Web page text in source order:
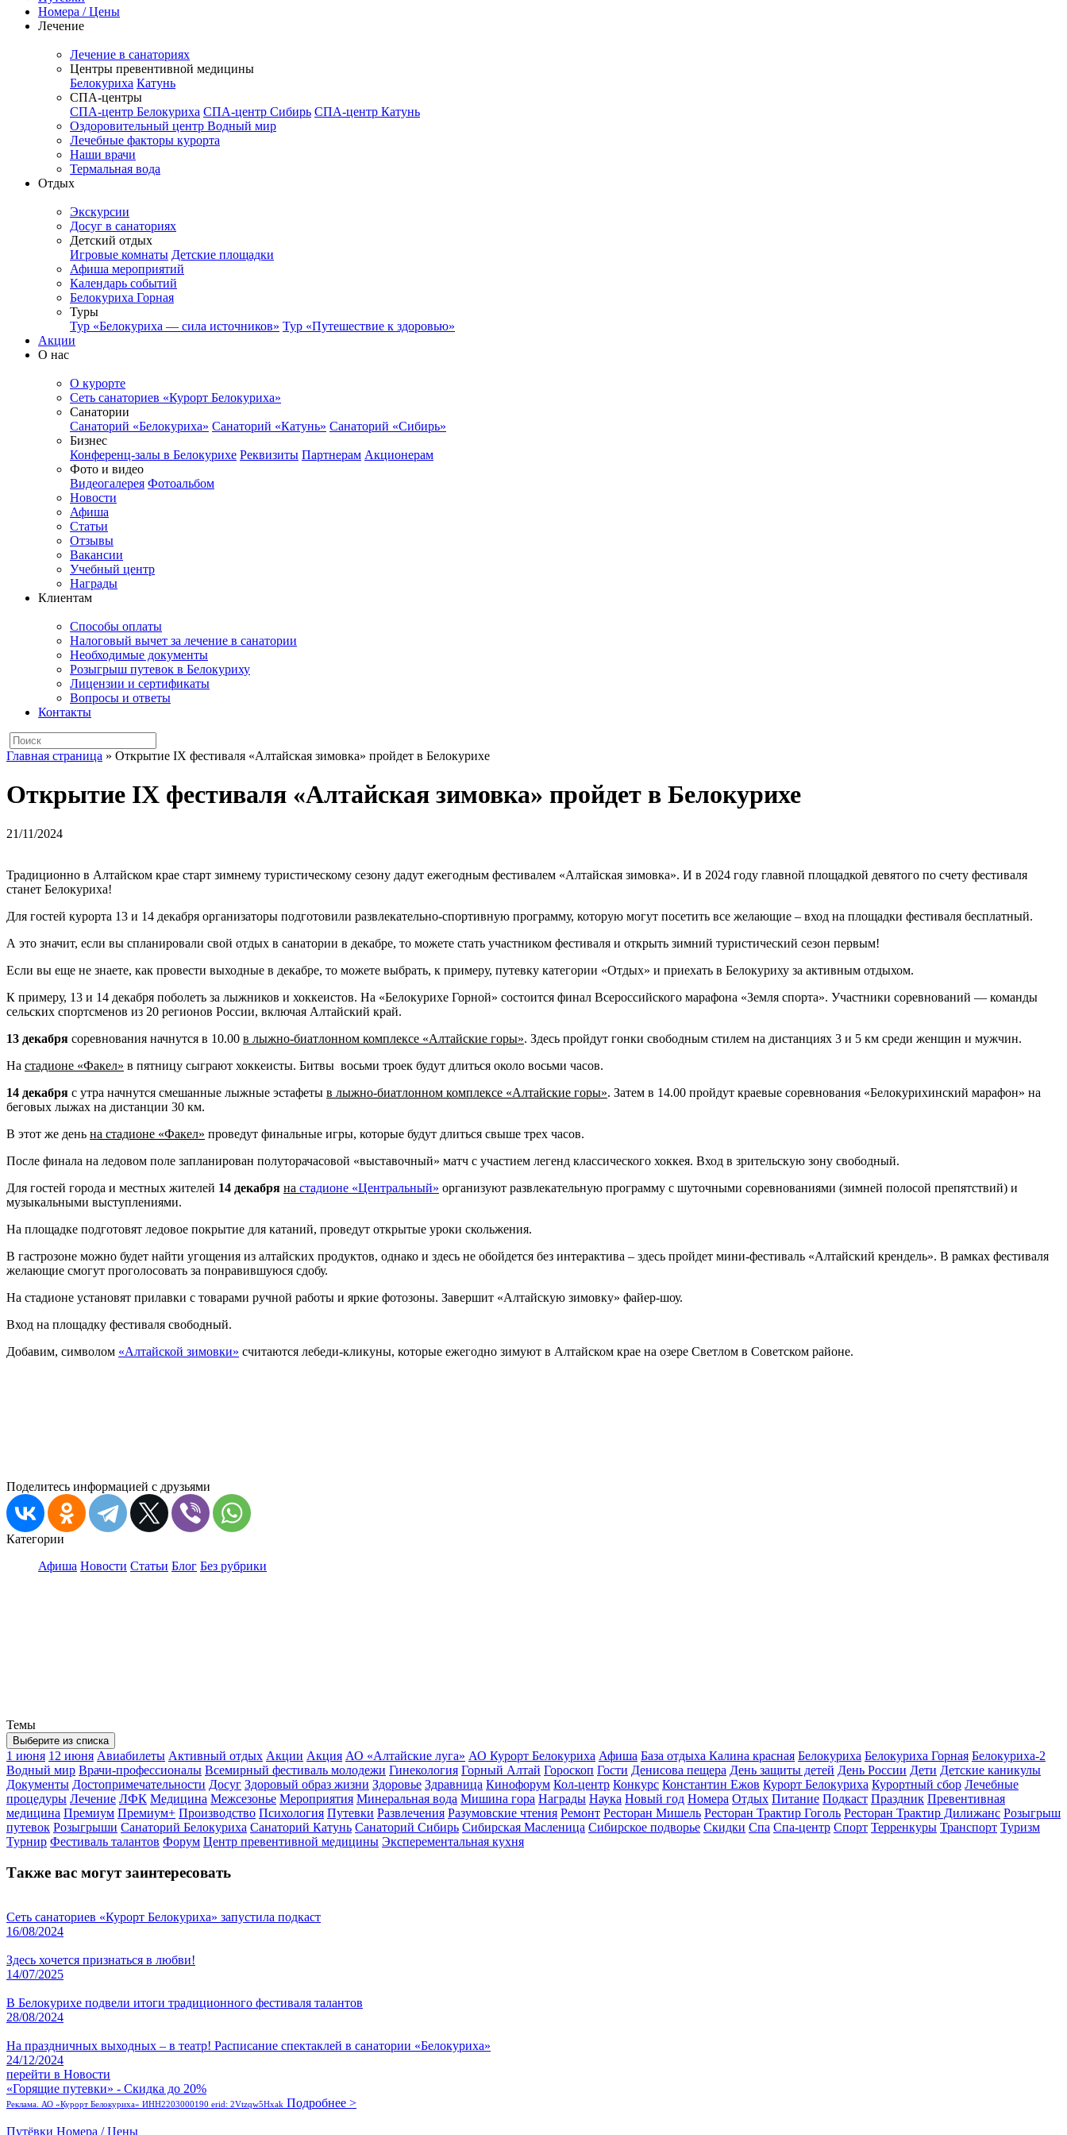
Номера / Цены
Лечение
Лечение в санаториях
Центры превентивной медицины
Белокуриха Катунь
СПА-центры
СПА-центр Белокуриха СПА-центр Сибирь СПА-центр Катунь
Оздоровительный центр Водный мир
Лечебные факторы курорта
Наши врачи
Термальная вода
Отдых
Экскурсии
Досуг в санаториях
Детский отдых
Игровые комнаты Детские площадки
Афиша мероприятий
Календарь событий
Белокуриха Горная
Туры
Тур «Белокуриха — сила источников» Тур «Путешествие к здоровью»
Акции
О нас
О курорте
Сеть санаториев «Курорт Белокуриха»
Санатории
Санаторий «Белокуриха» Санаторий «Катунь» Санаторий «Сибирь»
Бизнес
Конференц-залы в Белокурихе Реквизиты Партнерам Акционерам
Фото и видео
Видеогалерея Фотоальбом
Новости
Афиша
Статьи
Отзывы
Вакансии
Учебный центр
Награды
Клиентам
Способы оплаты
Налоговый вычет за лечение в санатории
Необходимые документы
Розыгрыш путевок в Белокуриху
Лицензии и сертификаты
Вопросы и ответы
Контакты
Главная страница » Открытие IX фестиваля «Алтайская зимовка» пройдет в Белокурихе
Открытие IX фестиваля «Алтайская зимовка» пройдет в Белокурихе
21/11/2024
Традиционно в Алтайском крае старт зимнему туристическому сезону дадут ежегодным фестивалем «Алтайская зимовка». И в 2024 году главной площадкой девятого по счету фестиваля
станет Белокуриха!
Для гостей курорта 13 и 14 декабря организаторы подготовили развлекательно-спортивную программу, которую могут посетить все желающие – вход на площадки фестиваля бесплатный.
А это значит, если вы спланировали свой отдых в санатории в декабре, то можете стать участником фестиваля и открыть зимний туристический сезон первым!
Если вы еще не знаете, как провести выходные в декабре, то можете выбрать, к примеру, путевку категории «Отдых» и приехать в Белокуриху за активным отдыхом.
К примеру, 13 и 14 декабря поболеть за лыжников и хоккеистов. На «Белокурихе Горной» состоится финал Всероссийского марафона «Земля спорта». Участники соревнований — команды
сельских спортсменов из 20 регионов России, включая Алтайский край.
13 декабря соревнования начнутся в 10.00 в лыжно-биатлонном комплексе «Алтайские горы». Здесь пройдут гонки свободным стилем на дистанциях 3 и 5 км среди женщин и мужчин.
На стадионе «Факел» в пятницу сыграют хоккеисты. Битвы восьми троек будут длиться около восьми часов.
14 декабря с утра начнутся смешанные лыжные эстафеты в лыжно-биатлонном комплексе «Алтайские горы». Затем в 14.00 пройдут краевые соревнования «Белокурихинский марафон» на
беговых лыжах на дистанции 30 км.
В этот же день на стадионе «Факел» проведут финальные игры, которые будут длиться свыше трех часов.
После финала на ледовом поле запланирован полуторачасовой «выставочный» матч с участием легенд классического хоккея. Вход в зрительскую зону свободный.
Для гостей города и местных жителей 14 декабря на стадионе «Центральный» организуют развлекательную программу с шуточными соревнованиями (зимней полосой препятствий) и
музыкальными выступлениями.
На площадке подготовят ледовое покрытие для катаний, проведут открытые уроки скольжения.
В гастрозоне можно будет найти угощения из алтайских продуктов, однако и здесь не обойдется без интерактива – здесь пройдет мини-фестиваль «Алтайский крендель». В рамках фестиваля
желающие смогут проголосовать за понравившуюся сдобу.
На стадионе установят прилавки с товарами ручной работы и яркие фотозоны. Завершит «Алтайскую зимовку» файер-шоу.
Вход на площадку фестиваля свободный.
Добавим, символом «Алтайской зимовки» считаются лебеди-кликуны, которые ежегодно зимуют в Алтайском крае на озере Светлом в Советском районе.
Поделитесь информацией с друзьями
Категории
Афиша Новости Статьи Блог Без рубрики
Темы
Выберите из списка
1 июня 12 июня Авиабилеты Активный отдых Акции Акция АО «Алтайские луга» АО Курорт Белокуриха Афиша База отдыха Калина красная Белокуриха Белокуриха Горная Белокуриха-2
Водный мир Врачи-профессионалы Всемирный фестиваль молодежи Гинекология Горный Алтай Гороскоп Гости Денисова пещера День защиты детей День России Дети Детские каникулы
Документы Достопримечательности Досуг Здоровый образ жизни Здоровье Здравница Кинофорум Кол-центр Конкурс Константин Ежов Курорт Белокуриха Курортный сбор Лечебные
процедуры Лечение ЛФК Медицина Межсезонье Мероприятия Минеральная вода Мишина гора Награды Наука Новый год Номера Отдых Питание Подкаст Праздник Превентивная
медицина Премиум Премиум+ Производство Психология Путевки Развлечения Разумовские чтения Ремонт Ресторан Мишель Ресторан Трактир Гоголь Ресторан Трактир Дилижанс Розыгрыш
путевок Розыгрыши Санаторий Белокуриха Санаторий Катунь Санаторий Сибирь Сибирская Масленица Сибирское подворье Скидки Спа Спа-центр Спорт Терренкуры Транспорт Туризм
Турнир Фестиваль талантов Форум Центр превентивной медицины Эксперементальная кухня
Также вас могут заинтересовать
Сеть санаториев «Курорт Белокуриха» запустила подкаст
16/08/2024
Здесь хочется признаться в любви!
14/07/2025
В Белокурихе подвели итоги традиционного фестиваля талантов
28/08/2024
На праздничных выходных – в театр! Расписание спектаклей в санатории «Белокуриха»
24/12/2024
перейти в Новости
«Горящие путевки» - Скидка до 20%
Реклама. АО «Курорт Белокуриха» ИНН2203000190 erid: 2Vtzqw5Hxak Подробнее >
Путёвки Номера / Цены